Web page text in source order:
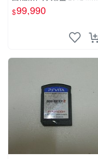
THE SHOW 12 英文版 【台
中恐龍電玩】
$99,990